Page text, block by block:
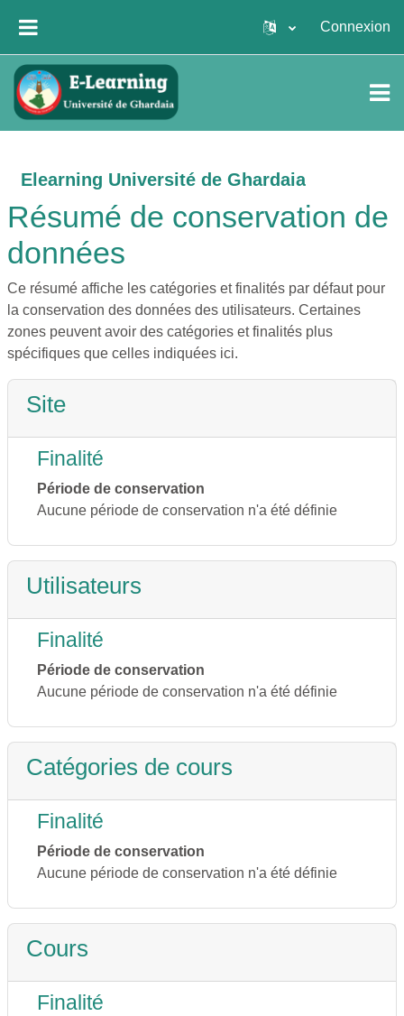
Connexion
Elearning Université de Ghardaia
Résumé de conservation de
données
Ce résumé affiche les catégories et finalités par défaut pour
la conservation des données des utilisateurs. Certaines
zones peuvent avoir des catégories et finalités plus
spécifiques que celles indiquées ici.
Site
Finalité
Période de conservation
Aucune période de conservation n'a été définie
Utilisateurs
Finalité
Période de conservation
Aucune période de conservation n'a été définie
Catégories de cours
Finalité
Période de conservation
Aucune période de conservation n'a été définie
Cours
Finalité